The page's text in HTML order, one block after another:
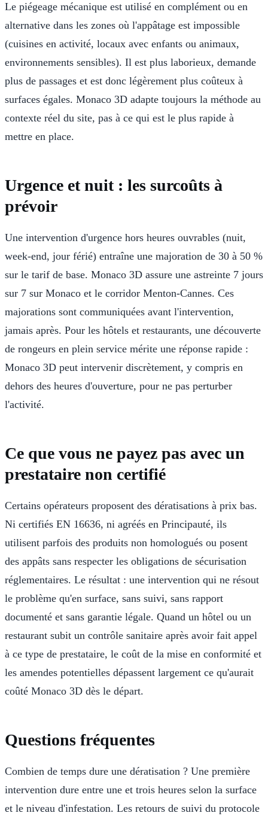
Le piégeage mécanique est utilisé en complément ou en
alternative dans les zones où l'appâtage est impossible
(cuisines en activité, locaux avec enfants ou animaux,
environnements sensibles). Il est plus laborieux, demande
plus de passages et est donc légèrement plus coûteux à
surfaces égales. Monaco 3D adapte toujours la méthode au
contexte réel du site, pas à ce qui est le plus rapide à
mettre en place.
Urgence et nuit : les surcoûts à
prévoir
Une intervention d'urgence hors heures ouvrables (nuit,
week-end, jour férié) entraîne une majoration de 30 à 50 %
sur le tarif de base. Monaco 3D assure une astreinte 7 jours
sur 7 sur Monaco et le corridor Menton-Cannes. Ces
majorations sont communiquées avant l'intervention,
jamais après. Pour les hôtels et restaurants, une découverte
de rongeurs en plein service mérite une réponse rapide :
Monaco 3D peut intervenir discrètement, y compris en
dehors des heures d'ouverture, pour ne pas perturber
l'activité.
Ce que vous ne payez pas avec un
prestataire non certifié
Certains opérateurs proposent des dératisations à prix bas.
Ni certifiés EN 16636, ni agréés en Principauté, ils
utilisent parfois des produits non homologués ou posent
des appâts sans respecter les obligations de sécurisation
réglementaires. Le résultat : une intervention qui ne résout
le problème qu'en surface, sans suivi, sans rapport
documenté et sans garantie légale. Quand un hôtel ou un
restaurant subit un contrôle sanitaire après avoir fait appel
à ce type de prestataire, le coût de la mise en conformité et
les amendes potentielles dépassent largement ce qu'aurait
coûté Monaco 3D dès le départ.
Questions fréquentes
Combien de temps dure une dératisation ? Une première
intervention dure entre une et trois heures selon la surface
et le niveau d'infestation. Les retours de suivi du protocole